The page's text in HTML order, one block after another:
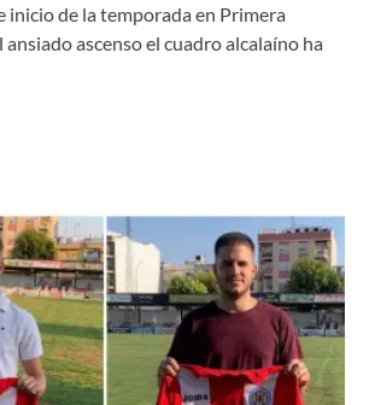
inicio de la temporada en Primera
ansiado ascenso el cuadro alcalaíno ha